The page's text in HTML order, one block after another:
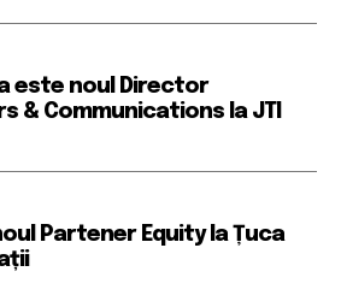
este noul Director
& Communications la JTI
Partener Equity la Țuca